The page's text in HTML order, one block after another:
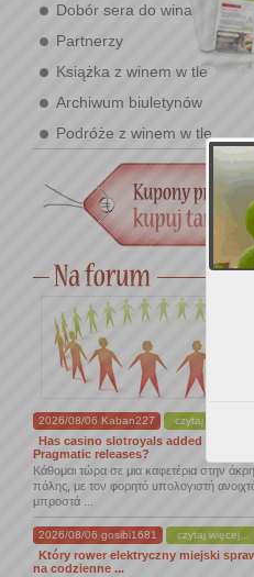
Dobór sera do wina
Partnerzy
Książka z winem w tle
Archiwum biuletynów
Podróże z winem w tle
2026/08/06 Kaban227 czytaj więcej...
Has casino slotroyals added the new
Pragmatic releases?
Κάθομαι τώρα σε μια καφετέρια στην
πόλης, με τον φορητό υπολογιστή
μπροστά ...
2026/08/06 gosibi1681 czytaj więcej...
Który rower elektryczny miejski
na codzienne ...